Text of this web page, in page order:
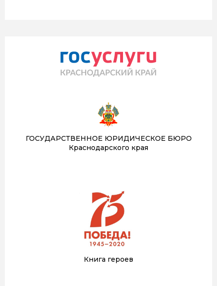
ГОСУДАРСТВЕННОЕ ЮРИДИЧЕСКОЕ БЮРО
Краснодарского края
Книга героев